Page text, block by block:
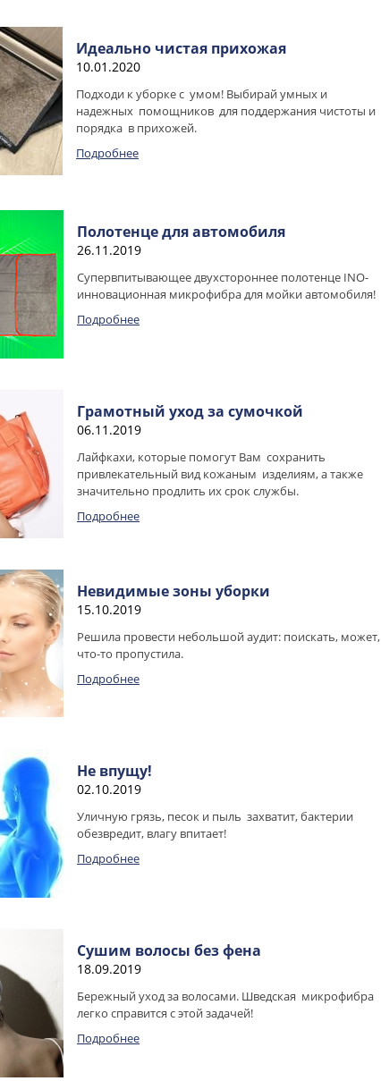
Идеально чистая прихожая
10.01.2020
Подходи к уборке с умом! Выбирай умных и
надежных помощников для поддержания чистоты и
порядка в прихожей.
Подробнее
Полотенце для автомобиля
26.11.2019
Супервпитывающее двухстороннее полотенце INO-
инновационная микрофибра для мойки автомобиля!
Подробнее
Грамотный уход за сумочкой
06.11.2019
Лайфкахи, которые помогут Вам сохранить
привлекательный вид кожаным изделиям, а также
значительно продлить их срок службы.
Подробнее
Невидимые зоны уборки
15.10.2019
Решила провести небольшой аудит: поискать, может,
что-то пропустила.
Подробнее
Не впущу!
02.10.2019
Уличную грязь, песок и пыль захватит, бактерии
обезвредит, влагу впитает!
Подробнее
Сушим волосы без фена
18.09.2019
Бережный уход за волосами. Шведская микрофибра
легко справится с этой задачей!
Подробнее